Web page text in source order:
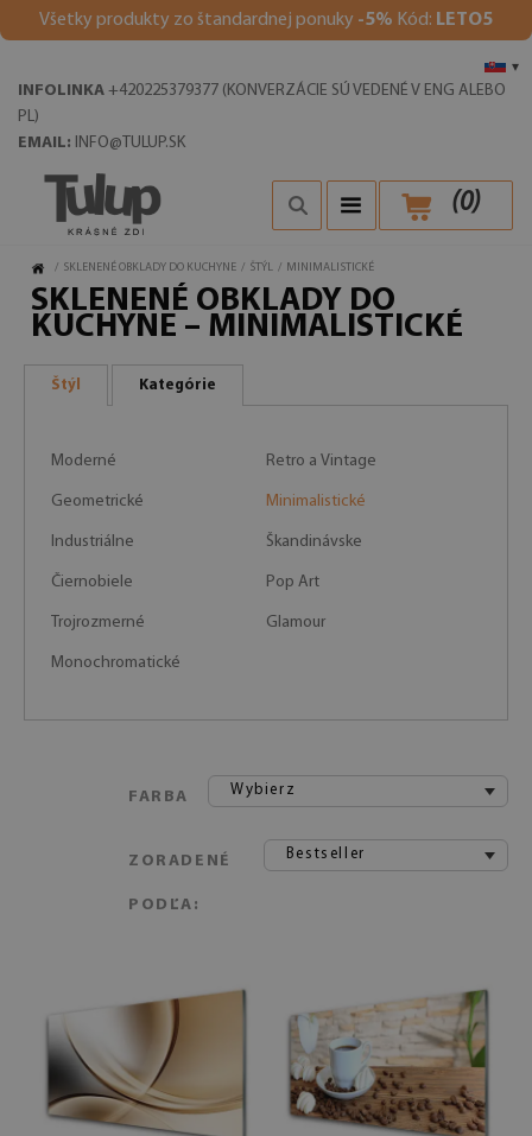
Všetky produkty zo štandardnej ponuky -5% Kód: LETO5
▾
INFOLINKA +420225379377 (KONVERZÁCIE SÚ VEDENÉ V ENG ALEBO
PL)
EMAIL: INFO@TULUP.SK
(0)
/ SKLENENÉ OBKLADY DO KUCHYNE / ŠTÝL / MINIMALISTICKÉ
SKLENENÉ OBKLADY DO
KUCHYNE – MINIMALISTICKÉ
Štýl Kategórie
Moderné Retro a Vintage
Geometrické Minimalistické
Industriálne Škandinávske
Čiernobiele Pop Art
Trojrozmerné Glamour
Monochromatické
FARBA Wybierz
ZORADENÉ
PODĽA:
Bestseller